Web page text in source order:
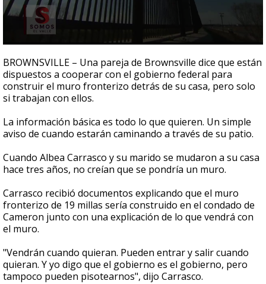
seconds
of
2
minutes,
45
seconds
BROWNSVILLE – Una pareja de Brownsville dice que están
dispuestos a cooperar con el gobierno federal para
construir el muro fronterizo detrás de su casa, pero solo
si trabajan con ellos.
La información básica es todo lo que quieren. Un simple
aviso de cuando estarán caminando a través de su patio.
Cuando Albea Carrasco y su marido se mudaron a su casa
hace tres años, no creían que se pondría un muro.
Carrasco recibió documentos explicando que el muro
fronterizo de 19 millas sería construido en el condado de
Cameron junto con una explicación de lo que vendrá con
el muro.
"Vendrán cuando quieran. Pueden entrar y salir cuando
quieran. Y yo digo que el gobierno es el gobierno, pero
tampoco pueden pisotearnos", dijo Carrasco.